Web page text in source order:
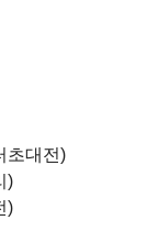
초대전)
)
)